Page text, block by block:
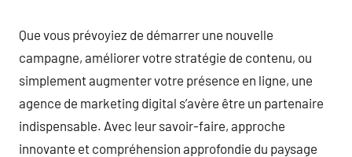
Que vous prévoyiez de démarrer une nouvelle
campagne, améliorer votre stratégie de contenu, ou
simplement augmenter votre présence en ligne, une
agence de marketing digital s’avère être un partenaire
indispensable. Avec leur savoir-faire, approche
innovante et compréhension approfondie du paysage